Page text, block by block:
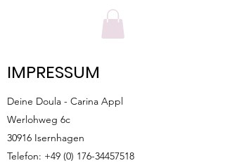
IMPRESSUM
Deine Doula - Carina Appl
Werlohweg 6c
30916 Isernhagen
Telefon: +49 (0) 176-34457518